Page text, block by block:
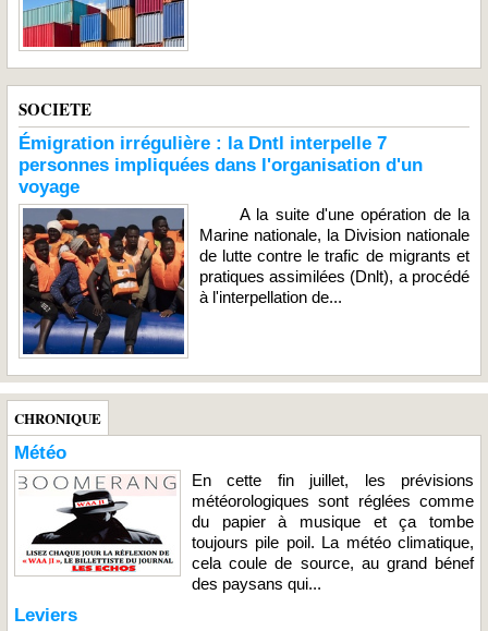
SOCIETE
Émigration irrégulière : la Dntl interpelle 7
personnes impliquées dans l'organisation d'un
voyage
A la suite d'une opération de la
Marine nationale, la Division nationale
de lutte contre le trafic de migrants et
pratiques assimilées (Dnlt), a procédé
à l'interpellation de...
CHRONIQUE
Météo
En cette fin juillet, les prévisions
météorologiques sont réglées comme
du papier à musique et ça tombe
toujours pile poil. La météo climatique,
cela coule de source, au grand bénef
des paysans qui...
Leviers